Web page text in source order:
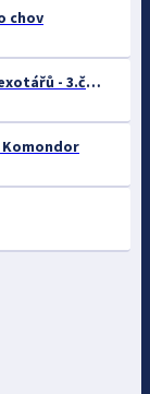
chov
Zapomenuté střípky z dějin českých exotářů - 3.část
Komondor